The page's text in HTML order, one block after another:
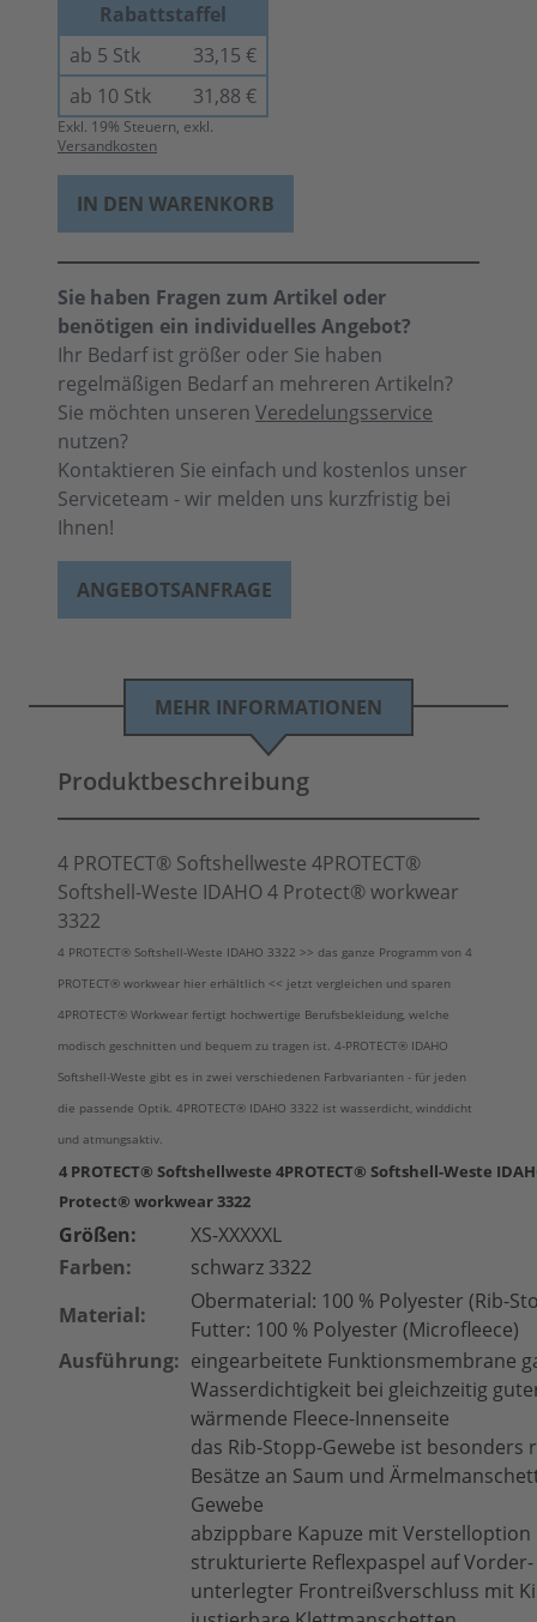
Rabattstaffel
ab 5 Stk
33,15 €
ab 10 Stk
31,88 €
Exkl. 19% Steuern, exkl.
Versandkosten
IN DEN WARENKORB
Sie haben Fragen zum Artikel oder
benötigen ein individuelles Angebot?
Ihr Bedarf ist größer oder Sie haben
regelmäßigen Bedarf an mehreren Artikeln?
Sie möchten unseren Veredelungsservice
nutzen?
Kontaktieren Sie einfach und kostenlos unser
Serviceteam - wir melden uns kurzfristig bei
Ihnen!
ANGEBOTSANFRAGE
MEHR INFORMATIONEN
Produktbeschreibung
4 PROTECT® Softshellweste 4PROTECT®
Softshell-Weste IDAHO 4 Protect® workwear
3322
4 PROTECT® Softshell-Weste IDAHO 3322 >> das ganze Programm von 4
PROTECT® workwear hier erhältlich << jetzt vergleichen und sparen
4PROTECT® Workwear fertigt hochwertige Berufsbekleidung, welche
modisch geschnitten und bequem zu tragen ist. 4-PROTECT® IDAHO
Softshell-Weste gibt es in zwei verschiedenen Farbvarianten - für jeden
die passende Optik. 4PROTECT® IDAHO 3322 ist wasserdicht, winddicht
und atmungsaktiv.
4 PROTECT® Softshellweste 4PROTECT® Softshell-Weste
Protect® workwear 3322
Größen:
XS-XXXXXL
Farben:
schwarz 3322
Material:
Obermaterial: 100 % Polyester (Rib-
Futter: 100 % Polyester (Microfleece)
Ausführung: eingearbeitete Funktionsmembrane
Wasserdichtigkeit bei gleichzeitig
wärmende Fleece-Innenseite
das Rib-Stopp-Gewebe ist besonders
Besätze an Saum und
Gewebe
abzippbare Kapuze mit Verstelloption
strukturierte Reflexpaspel auf
unterlegter Frontreißverschluss mit